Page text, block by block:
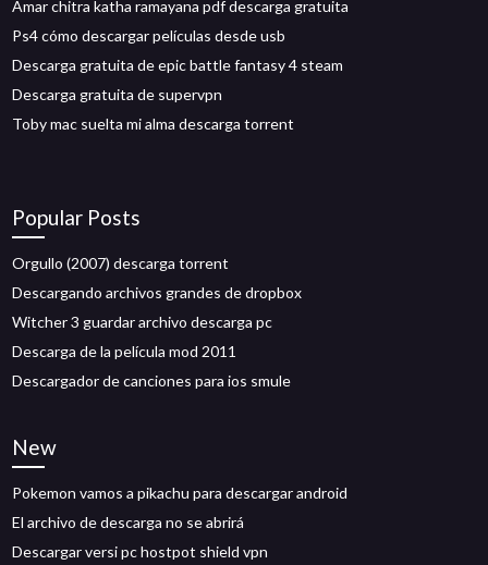
Amar chitra katha ramayana pdf descarga gratuita
Ps4 cómo descargar películas desde usb
Descarga gratuita de epic battle fantasy 4 steam
Descarga gratuita de supervpn
Toby mac suelta mi alma descarga torrent
Popular Posts
Orgullo (2007) descarga torrent
Descargando archivos grandes de dropbox
Witcher 3 guardar archivo descarga pc
Descarga de la película mod 2011
Descargador de canciones para ios smule
New
Pokemon vamos a pikachu para descargar android
El archivo de descarga no se abrirá
Descargar versi pc hostpot shield vpn